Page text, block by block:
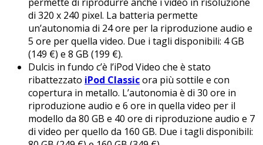
di 320 x 240 pixel. La batteria permette
un’autonomia di 24 ore per la riproduzione audio e
5 ore per quella video. Due i tagli disponibili: 4 GB
(149 €) e 8 GB (199 €).
Dulcis in fundo c’è l’iPod Video che è stato
ribattezzato iPod Classicora più sottile e con
copertura in metallo. L’autonomia è di 30 ore in
riproduzione audio e 6 ore in quella video per il
modello da 80 GB e 40 ore di riproduzione audio e 7
di video per quello da 160 GB. Due i tagli disponibili: